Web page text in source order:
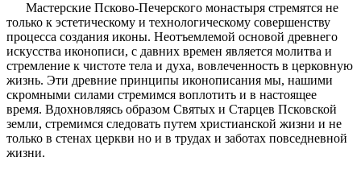
Мастерские Псково-Печерского монастыря стремятся не
только к эстетическому и технологическому совершенству
процесса создания иконы. Неотъемлемой основой древнего
искусства иконописи, с давних времен является молитва и
стремление к чистоте тела и духа, вовлеченность в церковную
жизнь. Эти древние принципы иконописания мы, нашими
скромными силами стремимся воплотить и в настоящее
время. Вдохновляясь образом Святых и Старцев Псковской
земли, стремимся следовать путем христианской жизни и не
только в стенах церкви но и в трудах и заботах повседневной
жизни.